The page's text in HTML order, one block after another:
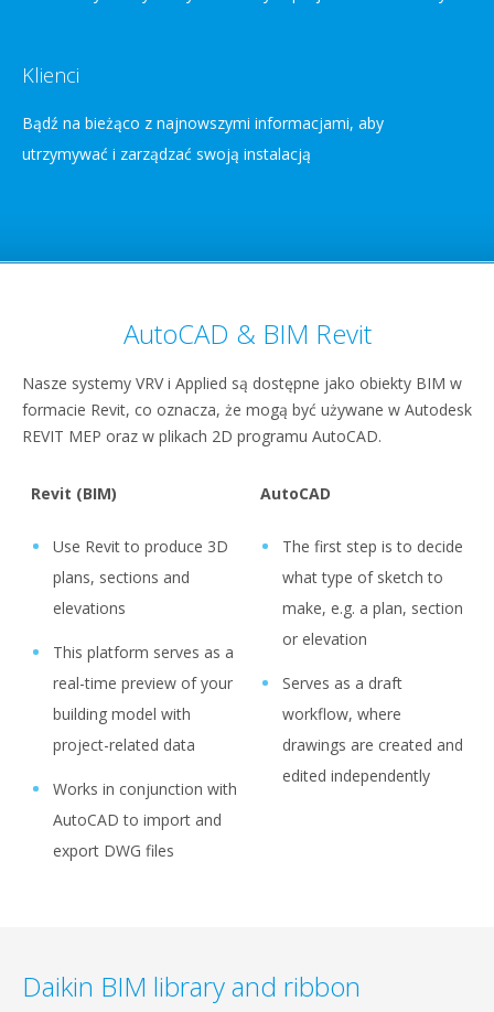
Klienci
Bądź na bieżąco z najnowszymi informacjami, aby
utrzymywać i zarządzać swoją instalacją
AutoCAD & BIM Revit
Nasze systemy VRV i Applied są dostępne jako obiekty BIM w
formacie Revit, co oznacza, że mogą być używane w Autodesk
REVIT MEP oraz w plikach 2D programu AutoCAD.
Revit (BIM)
Use Revit to produce 3D
plans, sections and
elevations
This platform serves as a
real-time preview of your
building model with
project-related data
Works in conjunction with
AutoCAD to import and
export DWG files
AutoCAD
The first step is to decide
what type of sketch to
make, e.g. a plan, section
or elevation
Serves as a draft
workflow, where
drawings are created and
edited independently
Daikin BIM library and ribbon